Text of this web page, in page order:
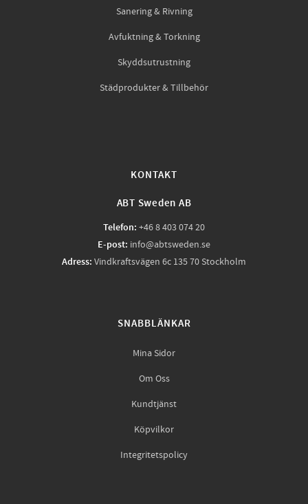
Sanering & Rivning
Avfuktning & Torkning
Skyddsutrustning
Städprodukter & Tillbehör
KONTAKT
ABT Sweden AB
Telefon: +46 8 403 074 20
E-post: info@abtsweden.se
Adress: Vindkraftsvägen 6c 135 70 Stockholm
SNABBLÄNKAR
Mina Sidor
Om Oss
Kundtjänst
Köpvilkor
Integritetspolicy